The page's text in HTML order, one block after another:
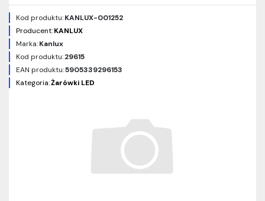
Kod produktu:KANLUX-001252
Producent:KANLUX
Marka:Kanlux
Kod produktu:29615
EAN produktu:5905339296153
Kategoria:Żarówki LED